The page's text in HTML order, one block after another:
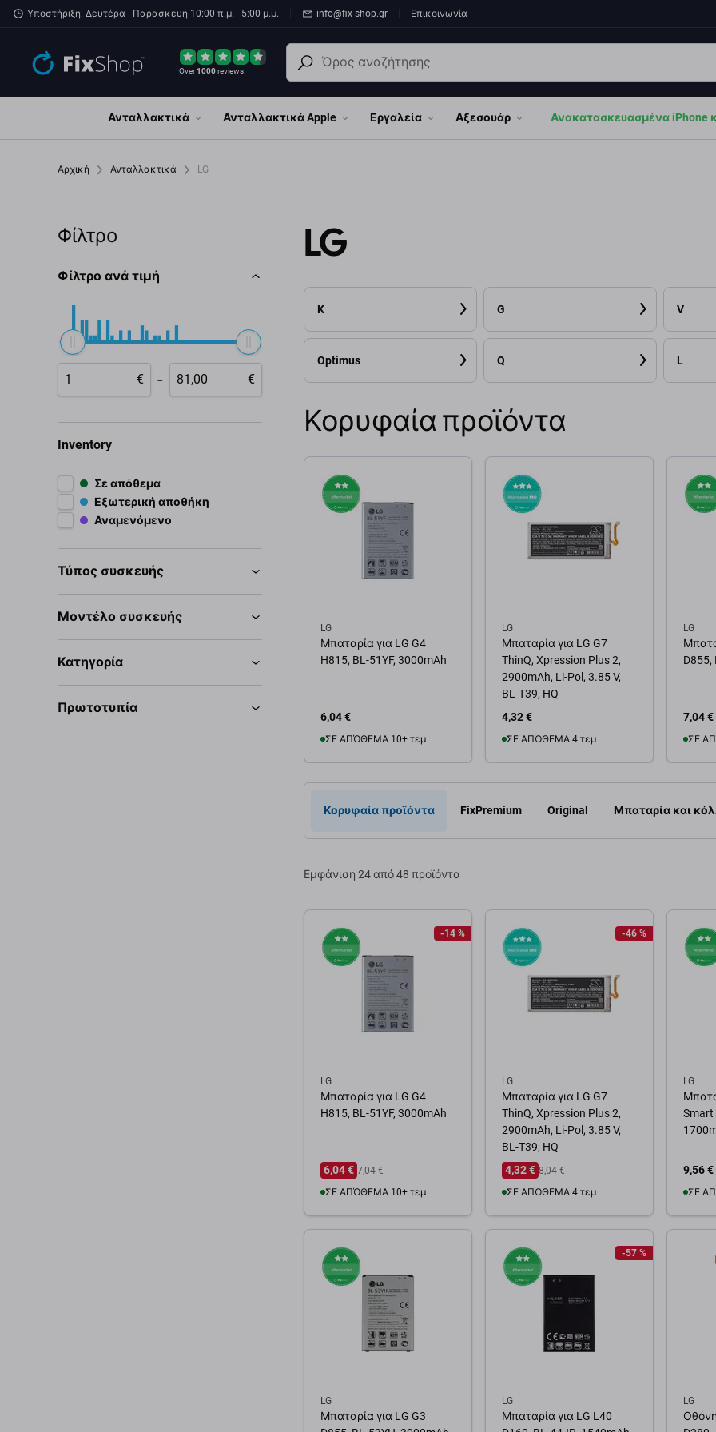
Παράβλεψη στο κύριο περιεχόμενο
Υποστήριξη: Δευτέρα - Παρασκευή 10:00 π.μ. - 5:00 μ.μ. info@fix-shop.gr Επικοινωνία
Over1000reviews
Ανταλλακτικά Ανταλλακτικά Apple Εργαλεία Αξεσουάρ Ανακατασκευασμένα iPhone
Αρχική Ανταλλακτικά LG
Φίλτρο
Φίλτρο ανά τιμή
€ - €
Inventory
Σε απόθεμα
Εξωτερική αποθήκη
Αναμενόμενο
Τύπος συσκευής
Μοντέλο συσκευής
Κατηγορία
Πρωτοτυπία
LG
K G V
Optimus Q L
Κορυφαία προϊόντα
LG
Μπαταρία για LG G4
H815, BL-51YF, 3000mAh
6,04 €
ΣΕ ΑΠΌΘΕΜΑ 10+ τεμ
Προσθήκη στο καλάθι
LG
Μπαταρία για LG G7
ThinQ, Xpression Plus 2,
2900mAh, Li-Pol, 3.85 V,
BL-T39, HQ
4,32 €
ΣΕ ΑΠΌΘΕΜΑ 4 τεμ
Προσθήκη στο καλάθι
LG
D855,
7,04 €
ΣΕ
Κορυφαία προϊόντα FixPremium Original Μπαταρία και
Εμφάνιση 24 από 48 προϊόντα
-14 %
LG
Μπαταρία για LG G4
H815, BL-51YF, 3000mAh
6,04 € 7,04 €
ΣΕ ΑΠΌΘΕΜΑ 10+ τεμ
-46 %
LG
Μπαταρία για LG G7
ThinQ, Xpression Plus 2,
2900mAh, Li-Pol, 3.85 V,
BL-T39, HQ
4,32 € 8,04 €
ΣΕ ΑΠΌΘΕΜΑ 4 τεμ
LG
Smart
9,56 €
ΣΕ
LG
Μπαταρία για LG G3
-57 %
LG
Μπαταρία για LG L40
LG
Οθόνη